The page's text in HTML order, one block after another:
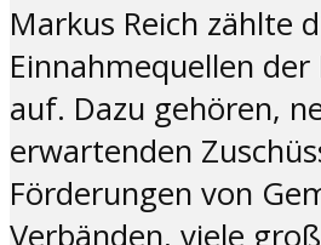
Markus Reich zählte
Einnahmequellen
auf. Dazu gehören,
erwartenden
Förderungen von
Verbänden, viele